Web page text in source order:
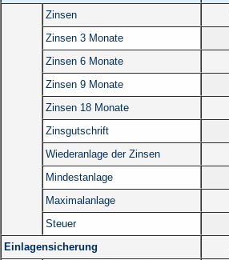
Zinsen
Zinsen 3 Monate
Zinsen 6 Monate
Zinsen 9 Monate
Zinsen 18 Monate
Zinsgutschrift
Wiederanlage der Zinsen
Mindestanlage
Maximalanlage
Steuer
Einlagensicherung